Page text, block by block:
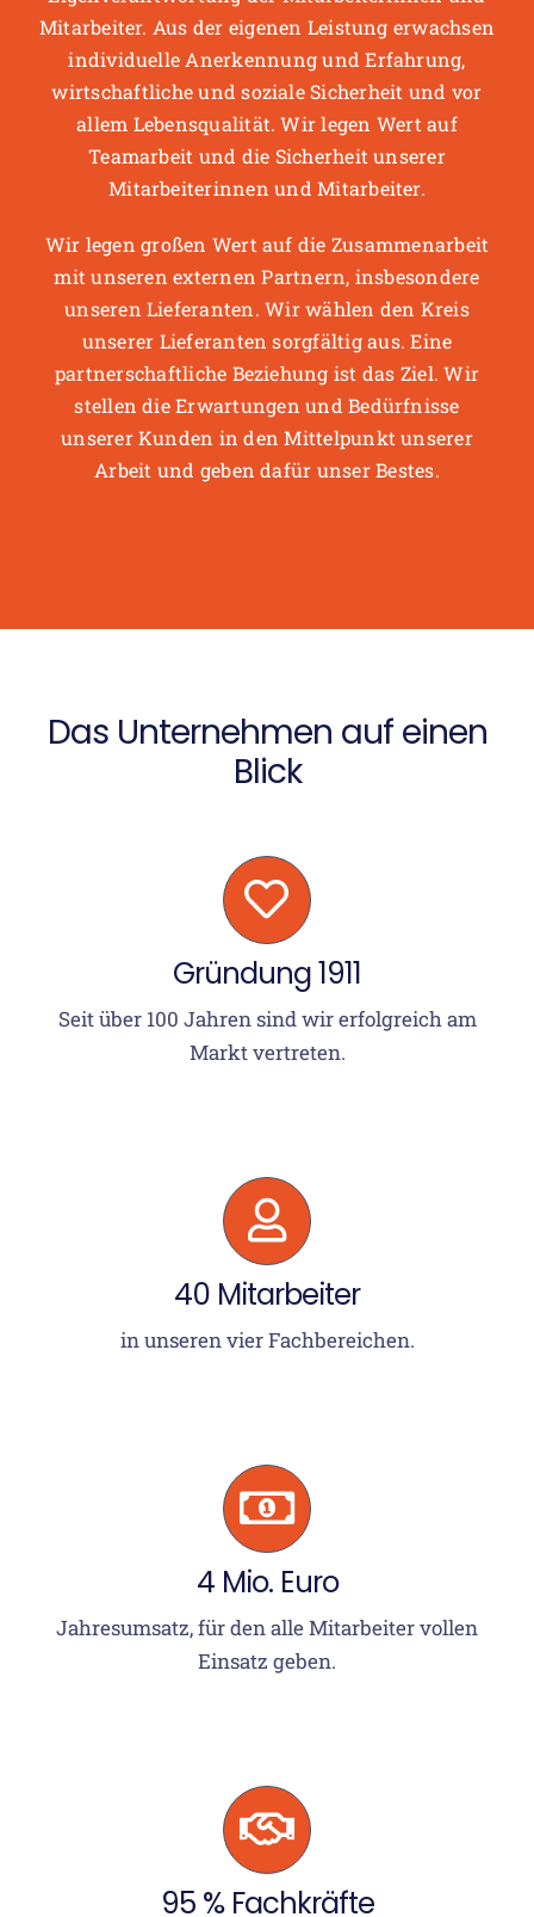
Mitarbeiter. Aus der eigenen Leistung erwachsen
individuelle Anerkennung und Erfahrung,
wirtschaftliche und soziale Sicherheit und vor
allem Lebensqualität. Wir legen Wert auf
Teamarbeit und die Sicherheit unserer
Mitarbeiterinnen und Mitarbeiter.
Wir legen großen Wert auf die Zusammenarbeit
mit unseren externen Partnern, insbesondere
unseren Lieferanten. Wir wählen den Kreis
unserer Lieferanten sorgfältig aus. Eine
partnerschaftliche Beziehung ist das Ziel. Wir
stellen die Erwartungen und Bedürfnisse
unserer Kunden in den Mittelpunkt unserer
Arbeit und geben dafür unser Bestes.
Das Unternehmen auf einen
Blick
Gründung 1911
Seit über 100 Jahren sind wir erfolgreich am
Markt vertreten.
40 Mitarbeiter
in unseren vier Fachbereichen.
4 Mio. Euro
Jahresumsatz, für den alle Mitarbeiter vollen
Einsatz geben.
95 % Fachkräfte